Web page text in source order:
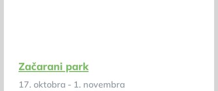
Začarani park
17. oktobra - 1. novembra